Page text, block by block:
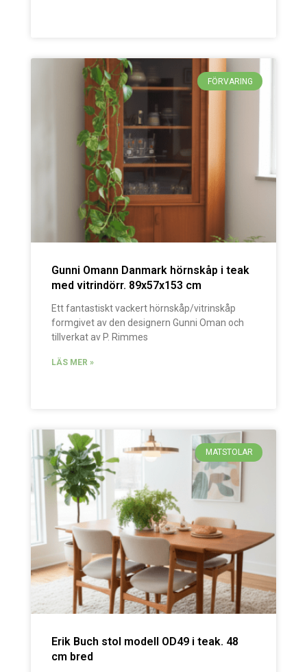
FÖRVARING
Gunni Omann Danmark hörnskåp i teak
med vitrindörr. 89x57x153 cm
Ett fantastiskt vackert hörnskåp/vitrinskåp
formgivet av den designern Gunni Oman och
tillverkat av P. Rimmes
LÄS MER »
MATSTOLAR
Erik Buch stol modell OD49 i teak. 48
cm bred